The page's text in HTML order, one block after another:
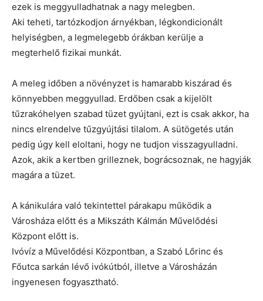
ezek is meggyulladhatnak a nagy melegben.
Aki teheti, tartózkodjon árnyékban, légkondicionált
helyiségben, a legmelegebb órákban kerülje a
megterhelő fizikai munkát.
A meleg időben a növényzet is hamarabb kiszárad és
könnyebben meggyullad. Erdőben csak a kijelölt
tűzrakóhelyen szabad tüzet gyújtani, ezt is csak akkor, ha
nincs elrendelve tűzgyújtási tilalom. A sütögetés után
pedig úgy kell eloltani, hogy ne tudjon visszagyulladni.
Azok, akik a kertben grilleznek, bográcsoznak, ne hagyják
magára a tüzet.
A kánikulára való tekintettel párakapu működik a
Városháza előtt és a Mikszáth Kálmán Művelődési
Központ előtt is.
Ivóvíz a Művelődési Központban, a Szabó Lőrinc és
Főutca sarkán lévő ivókútból, illetve a Városházán
ingyenesen fogyasztható.